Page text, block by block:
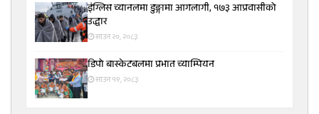
इंग्लिस च्यानलमा डुङ्गामा आगलागी, १७३ आप्रवासीको
उद्धार
साउन २०, २०८३
डिपो बास्केटबलमा प्रभात च्याम्पियन
साउन १९, २०८३